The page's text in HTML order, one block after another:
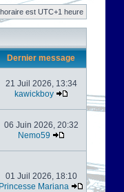
est UTC+1 heure
Dernier message
21 Juil 2026, 13:34
kawickboy
06 Juin 2026, 20:32
Nemo59
01 Juil 2026, 18:10
Princesse Mariana